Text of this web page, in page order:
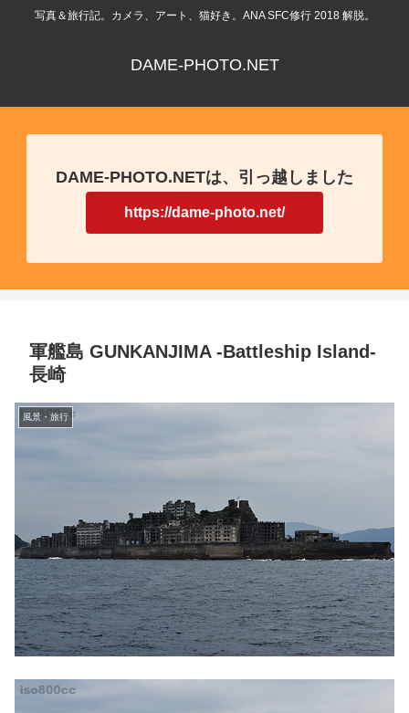
写真＆旅行記。カメラ、アート、猫好き。ANA SFC修行 2018 解脱。
DAME-PHOTO.NET
DAME-PHOTO.NETは、引っ越しました
https://dame-photo.net/
軍艦島 GUNKANJIMA -Battleship Island-
長崎
風景・旅行